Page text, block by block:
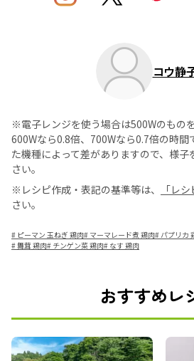
コウ静
※電子レンジを使う場合は500Wのもの
600Wなら0.8倍、700Wなら0.7倍の時間
た機種によって差がありますので、様
さい。
※レシピ作成・表記の基準等は、
「レ
さい。
# ピーマン 玉ねぎ 鶏肉# マーマレード煮 鶏肉#パプリカ
#舞茸 鶏肉# チンゲン菜 鶏肉# なす 鶏肉
おすすめレ